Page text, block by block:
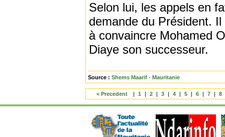
Selon lui, les appels en
demande du Président.
à convaincre Mohamed
Diaye son successeur.
Source : Shems Maarif - Mauritanie
< Precedent | 1 | 2 | 3 | 4 | 5 | 6 | 7 | 8